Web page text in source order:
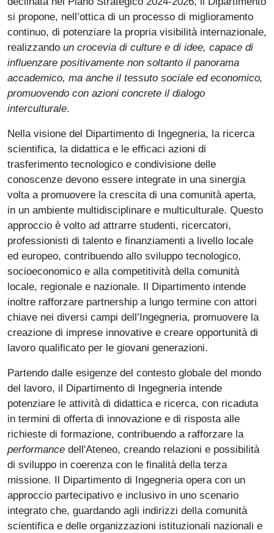
si propone, nell’ottica di un processo di miglioramento
continuo, di potenziare la propria visibilità internazionale,
realizzando un crocevia di culture e di idee, capace di
influenzare positivamente non soltanto il panorama
accademico, ma anche il tessuto sociale ed economico,
promuovendo con azioni concrete il dialogo
interculturale.
Nella visione del Dipartimento di Ingegneria, la ricerca
scientifica, la didattica e le efficaci azioni di
trasferimento tecnologico e condivisione delle
conoscenze devono essere integrate in una sinergia
volta a promuovere la crescita di una comunità aperta,
in un ambiente multidisciplinare e multiculturale. Questo
approccio è volto ad attrarre studenti, ricercatori,
professionisti di talento e finanziamenti a livello locale
ed europeo, contribuendo allo sviluppo tecnologico,
socioeconomico e alla competitività della comunità
locale, regionale e nazionale. Il Dipartimento intende
inoltre rafforzare partnership a lungo termine con attori
chiave nei diversi campi dell’Ingegneria, promuovere la
creazione di imprese innovative e creare opportunità di
lavoro qualificato per le giovani generazioni.
Partendo dalle esigenze del contesto globale del mondo
del lavoro, il Dipartimento di Ingegneria intende
potenziare le attività di didattica e ricerca, con ricaduta
in termini di offerta di innovazione e di risposta alle
richieste di formazione, contribuendo a rafforzare la
performance dell'Ateneo, creando relazioni e possibilità
di sviluppo in coerenza con le finalità della terza
missione. Il Dipartimento di Ingegneria opera con un
approccio partecipativo e inclusivo in uno scenario
integrato che, guardando agli indirizzi della comunità
scientifica e delle organizzazioni istituzionali nazionali e